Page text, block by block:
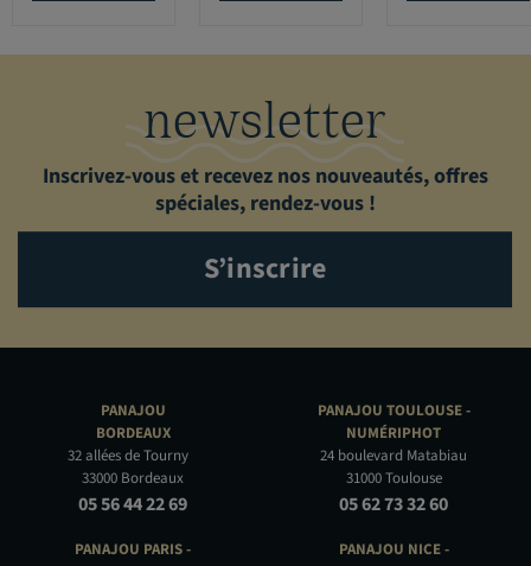
newsletter
Inscrivez-vous et recevez nos nouveautés, offres
spéciales, rendez-vous !
S’inscrire
PANAJOU
BORDEAUX
32 allées de Tourny
33000 Bordeaux
05 56 44 22 69
PANAJOU PARIS -
PANAJOU TOULOUSE -
NUMÉRIPHOT
24 boulevard Matabiau
31000 Toulouse
05 62 73 32 60
PANAJOU NICE -